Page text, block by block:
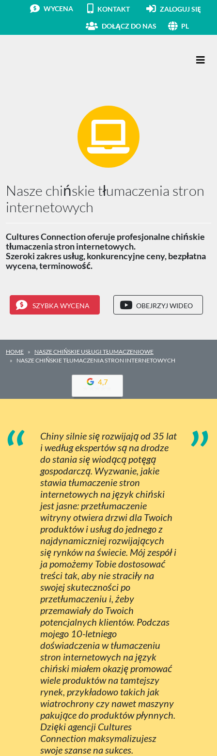
WYCENA KONTAKT ZALOGUJ SIĘ
DOŁĄCZ DO NAS PL
Nasze chińskie tłumaczenia stron
internetowych
Cultures Connection oferuje profesjonalne chińskie
tłumaczenia stron internetowych.
Szeroki zakres usług, konkurencyjne ceny, bezpłatna
wycena, terminowość.
SZYBKA WYCENA OBEJRZYJ WIDEO
HOME
NASZE CHIŃSKIE USŁUGI TŁUMACZENIOWE
NASZE CHIŃSKIE TŁUMACZENIA STRON INTERNETOWYCH
4,7
“
Chiny silnie się rozwijają od 35 lat
i według ekspertów są na drodze
do stania się wiodącą potęgą
gospodarczą. Wyzwanie, jakie
stawia tłumaczenie stron
internetowych na język chiński
jest jasne: przetłumaczenie
witryny otwiera drzwi dla Twoich
produktów i usług do jednego z
najdynamiczniej rozwijających
się rynków na świecie. Mój zespół i
ja pomożemy Tobie dostosować
treści tak, aby nie straciły na
swojej skuteczności po
przetłumaczeniu i, żeby
przemawiały do Twoich
potencjalnych klientów. Podczas
mojego 10-letniego
doświadczenia w tłumaczeniu
stron internetowych na język
chiński miałem okazję promować
wiele produktów na tamtejszy
rynek, przykładowo takich jak
wiatrochrony czy nawet maszyny
pakujące do produktów płynnych.
Dzięki agencji Cultures
Connection maksymalizujesz
swoje szanse na sukces.
”